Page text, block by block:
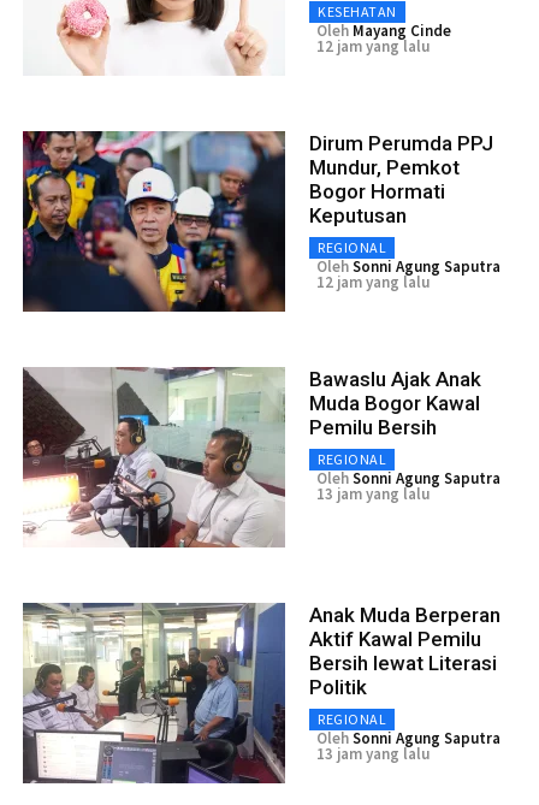
KESEHATAN
Oleh Mayang Cinde
12 jam yang lalu
Dirum Perumda PPJ
Mundur, Pemkot
Bogor Hormati
Keputusan
REGIONAL
OlehSonni Agung Saputra
12 jam yang lalu
Bawaslu Ajak Anak
Muda Bogor Kawal
Pemilu Bersih
REGIONAL
OlehSonni Agung Saputra
13 jam yang lalu
Anak Muda Berperan
Aktif Kawal Pemilu
Bersih lewat Literasi
Politik
REGIONAL
OlehSonni Agung Saputra
13 jam yang lalu